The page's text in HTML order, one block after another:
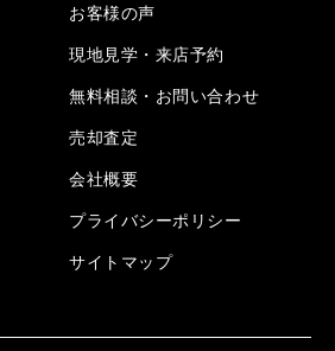
お客様の声
現地見学・来店予約
無料相談・お問い合わせ
売却査定
会社概要
プライバシーポリシー
サイトマップ